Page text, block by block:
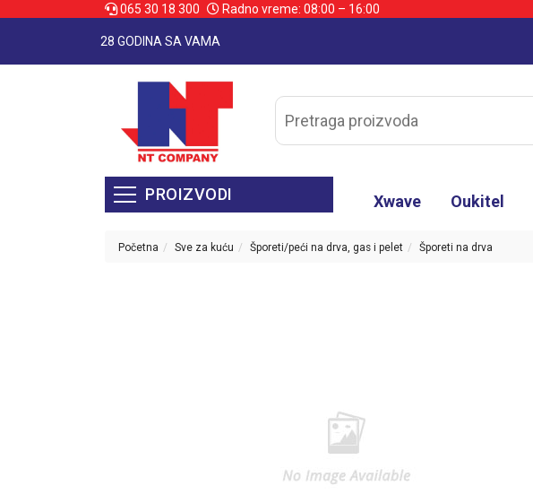
065 30 18 300 Radno vreme: 08:00 – 16:00
28 GODINA SA VAMA
PROIZVODI Xwave Oukitel
Početna Sve za kuću Šporeti/peći na drva, gas i pelet Šporeti na drva